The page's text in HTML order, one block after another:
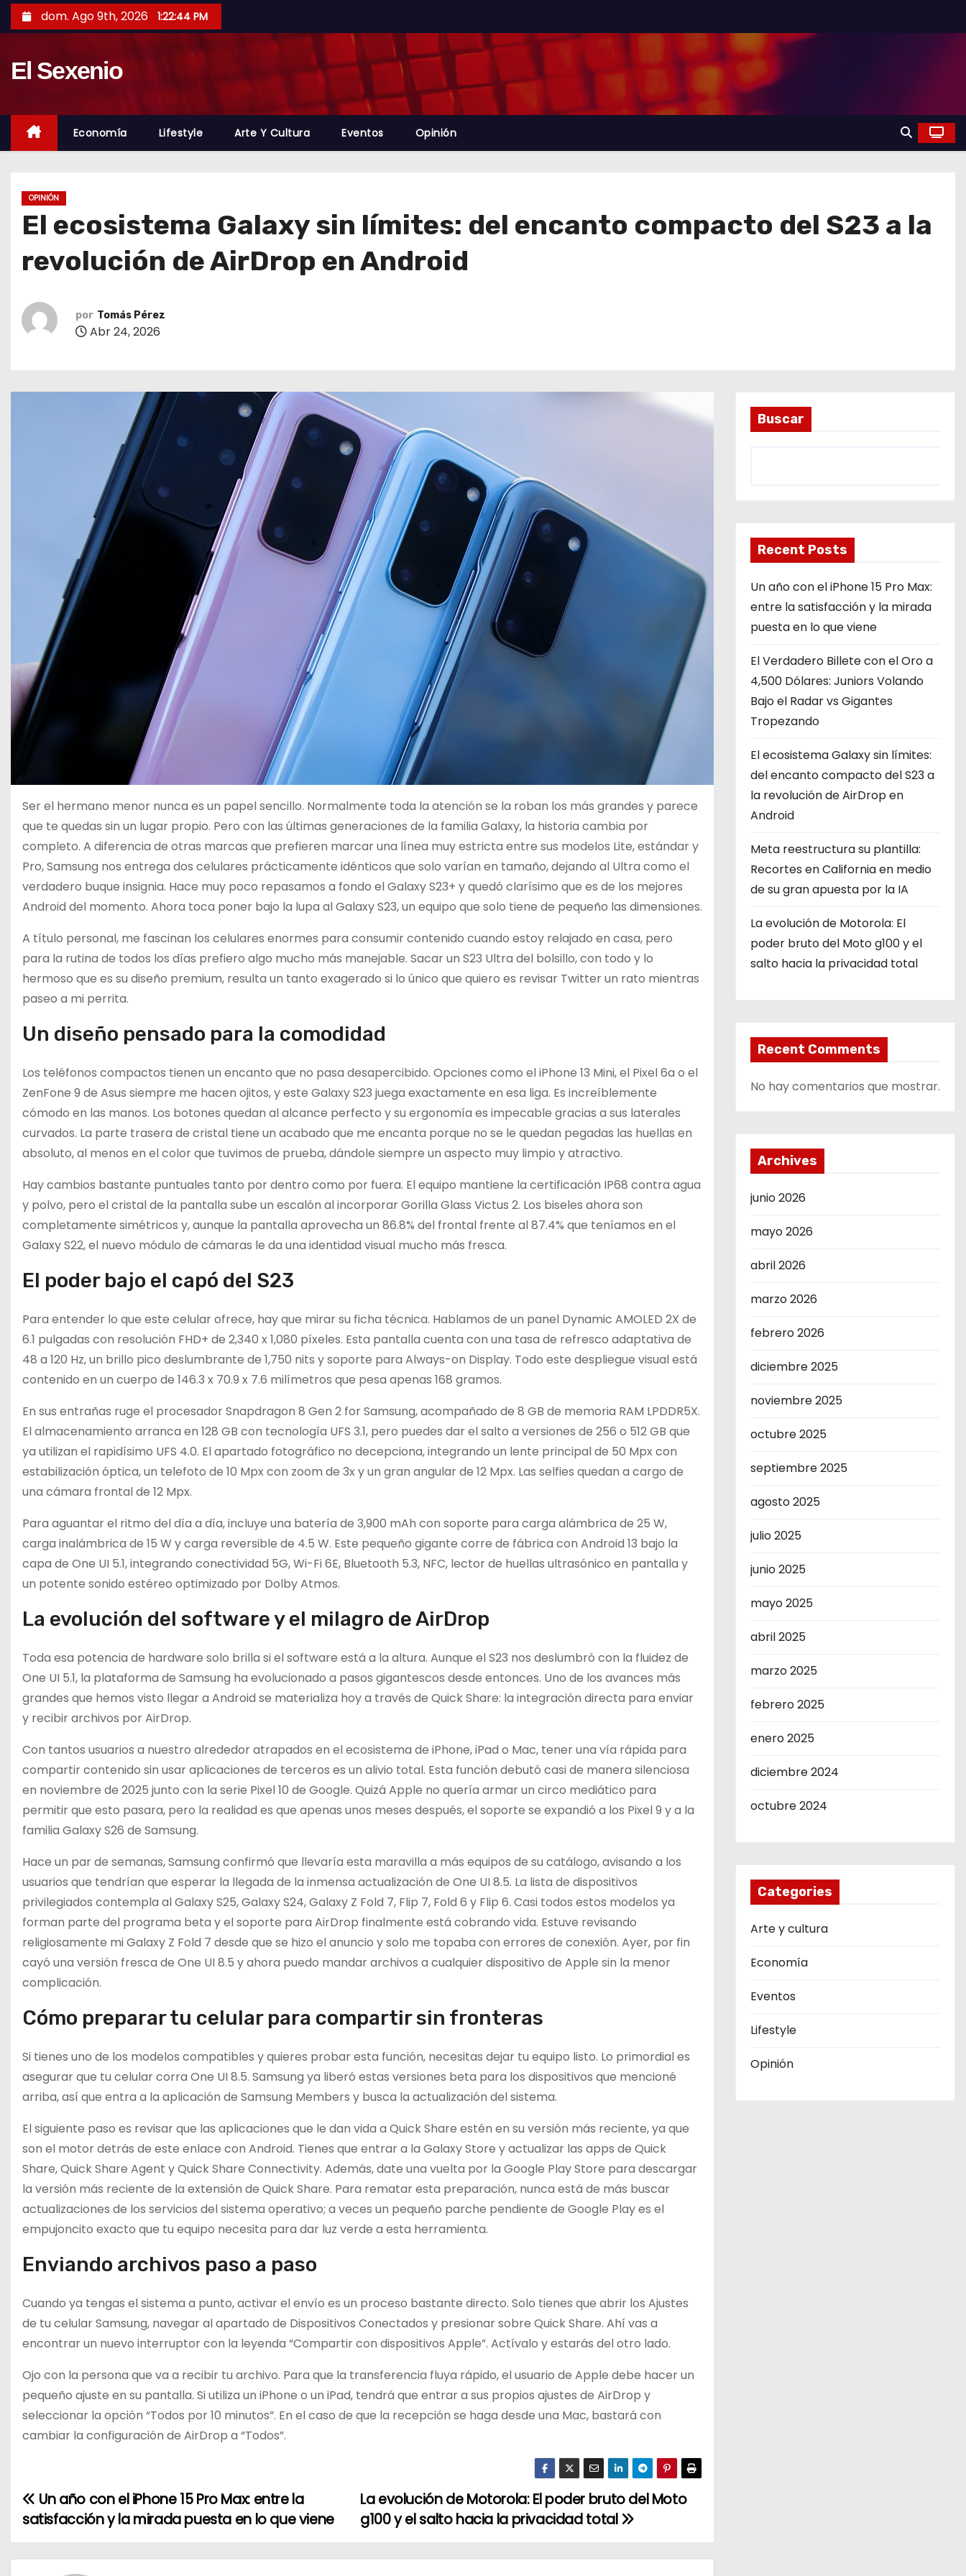
a
l
dom. Ago 9th, 2026 1:22:45 PM
El Sexenio
Economía Lifestyle Arte Y Cultura Eventos Opinión
OPINIÓN
El ecosistema Galaxy sin límites: del encanto compacto del S23 a la
revolución de AirDrop en Android
por Tomás Pérez
Abr 24, 2026
Ser el hermano menor nunca es un papel sencillo. Normalmente toda la atención se la roban los más grandes y parece
que te quedas sin un lugar propio. Pero con las últimas generaciones de la familia Galaxy, la historia cambia por
completo. A diferencia de otras marcas que prefieren marcar una línea muy estricta entre sus modelos Lite, estándar y
Pro, Samsung nos entrega dos celulares prácticamente idénticos que solo varían en tamaño, dejando al Ultra como el
verdadero buque insignia. Hace muy poco repasamos a fondo el Galaxy S23+ y quedó clarísimo que es de los mejores
Android del momento. Ahora toca poner bajo la lupa al Galaxy S23, un equipo que solo tiene de pequeño las dimensiones.
A título personal, me fascinan los celulares enormes para consumir contenido cuando estoy relajado en casa, pero
para la rutina de todos los días prefiero algo mucho más manejable. Sacar un S23 Ultra del bolsillo, con todo y lo
hermoso que es su diseño premium, resulta un tanto exagerado si lo único que quiero es revisar Twitter un rato mientras
paseo a mi perrita.
Un diseño pensado para la comodidad
Los teléfonos compactos tienen un encanto que no pasa desapercibido. Opciones como el iPhone 13 Mini, el Pixel 6a o el
ZenFone 9 de Asus siempre me hacen ojitos, y este Galaxy S23 juega exactamente en esa liga. Es increíblemente
cómodo en las manos. Los botones quedan al alcance perfecto y su ergonomía es impecable gracias a sus laterales
curvados. La parte trasera de cristal tiene un acabado que me encanta porque no se le quedan pegadas las huellas en
absoluto, al menos en el color que tuvimos de prueba, dándole siempre un aspecto muy limpio y atractivo.
Hay cambios bastante puntuales tanto por dentro como por fuera. El equipo mantiene la certificación IP68 contra agua
y polvo, pero el cristal de la pantalla sube un escalón al incorporar Gorilla Glass Victus 2. Los biseles ahora son
completamente simétricos y, aunque la pantalla aprovecha un 86.8% del frontal frente al 87.4% que teníamos en el
Galaxy S22, el nuevo módulo de cámaras le da una identidad visual mucho más fresca.
El poder bajo el capó del S23
Para entender lo que este celular ofrece, hay que mirar su ficha técnica. Hablamos de un panel Dynamic AMOLED 2X de
6.1 pulgadas con resolución FHD+ de 2,340 x 1,080 píxeles. Esta pantalla cuenta con una tasa de refresco adaptativa de
48 a 120 Hz, un brillo pico deslumbrante de 1,750 nits y soporte para Always-on Display. Todo este despliegue visual está
contenido en un cuerpo de 146.3 x 70.9 x 7.6 milímetros que pesa apenas 168 gramos.
En sus entrañas ruge el procesador Snapdragon 8 Gen 2 for Samsung, acompañado de 8 GB de memoria RAM LPDDR5X.
El almacenamiento arranca en 128 GB con tecnología UFS 3.1, pero puedes dar el salto a versiones de 256 o 512 GB que
ya utilizan el rapidísimo UFS 4.0. El apartado fotográfico no decepciona, integrando un lente principal de 50 Mpx con
estabilización óptica, un telefoto de 10 Mpx con zoom de 3x y un gran angular de 12 Mpx. Las selfies quedan a cargo de
una cámara frontal de 12 Mpx.
Para aguantar el ritmo del día a día, incluye una batería de 3,900 mAh con soporte para carga alámbrica de 25 W,
carga inalámbrica de 15 W y carga reversible de 4.5 W. Este pequeño gigante corre de fábrica con Android 13 bajo la
capa de One UI 5.1, integrando conectividad 5G, Wi-Fi 6E, Bluetooth 5.3, NFC, lector de huellas ultrasónico en pantalla y
un potente sonido estéreo optimizado por Dolby Atmos.
La evolución del software y el milagro de AirDrop
Toda esa potencia de hardware solo brilla si el software está a la altura. Aunque el S23 nos deslumbró con la fluidez de
One UI 5.1, la plataforma de Samsung ha evolucionado a pasos gigantescos desde entonces. Uno de los avances más
grandes que hemos visto llegar a Android se materializa hoy a través de Quick Share: la integración directa para enviar
y recibir archivos por AirDrop.
Con tantos usuarios a nuestro alrededor atrapados en el ecosistema de iPhone, iPad o Mac, tener una vía rápida para
compartir contenido sin usar aplicaciones de terceros es un alivio total. Esta función debutó casi de manera silenciosa
en noviembre de 2025 junto con la serie Pixel 10 de Google. Quizá Apple no quería armar un circo mediático para
permitir que esto pasara, pero la realidad es que apenas unos meses después, el soporte se expandió a los Pixel 9 y a la
familia Galaxy S26 de Samsung.
Hace un par de semanas, Samsung confirmó que llevaría esta maravilla a más equipos de su catálogo, avisando a los
usuarios que tendrían que esperar la llegada de la inmensa actualización de One UI 8.5. La lista de dispositivos
privilegiados contempla al Galaxy S25, Galaxy S24, Galaxy Z Fold 7, Flip 7, Fold 6 y Flip 6. Casi todos estos modelos ya
forman parte del programa beta y el soporte para AirDrop finalmente está cobrando vida. Estuve revisando
religiosamente mi Galaxy Z Fold 7 desde que se hizo el anuncio y solo me topaba con errores de conexión. Ayer, por fin
cayó una versión fresca de One UI 8.5 y ahora puedo mandar archivos a cualquier dispositivo de Apple sin la menor
complicación.
Cómo preparar tu celular para compartir sin fronteras
Si tienes uno de los modelos compatibles y quieres probar esta función, necesitas dejar tu equipo listo. Lo primordial es
asegurar que tu celular corra One UI 8.5. Samsung ya liberó estas versiones beta para los dispositivos que mencioné
arriba, así que entra a la aplicación de Samsung Members y busca la actualización del sistema.
El siguiente paso es revisar que las aplicaciones que le dan vida a Quick Share estén en su versión más reciente, ya que
son el motor detrás de este enlace con Android. Tienes que entrar a la Galaxy Store y actualizar las apps de Quick
Share, Quick Share Agent y Quick Share Connectivity. Además, date una vuelta por la Google Play Store para descargar
la versión más reciente de la extensión de Quick Share. Para rematar esta preparación, nunca está de más buscar
actualizaciones de los servicios del sistema operativo; a veces un pequeño parche pendiente de Google Play es el
empujoncito exacto que tu equipo necesita para dar luz verde a esta herramienta.
Enviando archivos paso a paso
Cuando ya tengas el sistema a punto, activar el envío es un proceso bastante directo. Solo tienes que abrir los Ajustes
de tu celular Samsung, navegar al apartado de Dispositivos Conectados y presionar sobre Quick Share. Ahí vas a
encontrar un nuevo interruptor con la leyenda “Compartir con dispositivos Apple”. Actívalo y estarás del otro lado.
Ojo con la persona que va a recibir tu archivo. Para que la transferencia fluya rápido, el usuario de Apple debe hacer un
pequeño ajuste en su pantalla. Si utiliza un iPhone o un iPad, tendrá que entrar a sus propios ajustes de AirDrop y
seleccionar la opción “Todos por 10 minutos”. En el caso de que la recepción se haga desde una Mac, bastará con
cambiar la configuración de AirDrop a “Todos”.
N
v
La evolución de Motorola: El poder bruto del Moto
g100 y el salto hacia la privacidad total
Un año con el iPhone 15 Pro Max: entre la
satisfacción y la mirada puesta en lo que viene
Buscar
Recent Posts
Un año con el iPhone 15 Pro Max:
entre la satisfacción y la mirada
puesta en lo que viene
El Verdadero Billete con el Oro a
4,500 Dólares: Juniors Volando
Bajo el Radar vs Gigantes
Tropezando
El ecosistema Galaxy sin límites:
del encanto compacto del S23 a
la revolución de AirDrop en
Android
Meta reestructura su plantilla:
Recortes en California en medio
de su gran apuesta por la IA
La evolución de Motorola: El
poder bruto del Moto g100 y el
salto hacia la privacidad total
Recent Comments
No hay comentarios que mostrar.
Archives
junio 2026
mayo 2026
abril 2026
marzo 2026
febrero 2026
diciembre 2025
noviembre 2025
octubre 2025
septiembre 2025
agosto 2025
julio 2025
junio 2025
mayo 2025
abril 2025
marzo 2025
febrero 2025
enero 2025
diciembre 2024
octubre 2024
Categories
Arte y cultura
Economía
Eventos
Lifestyle
Opinión